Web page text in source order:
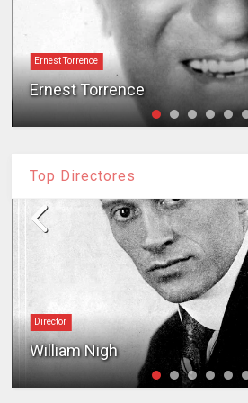
Ernest Torrence
Ernest Torrence
Top Directores
Director
William Nigh